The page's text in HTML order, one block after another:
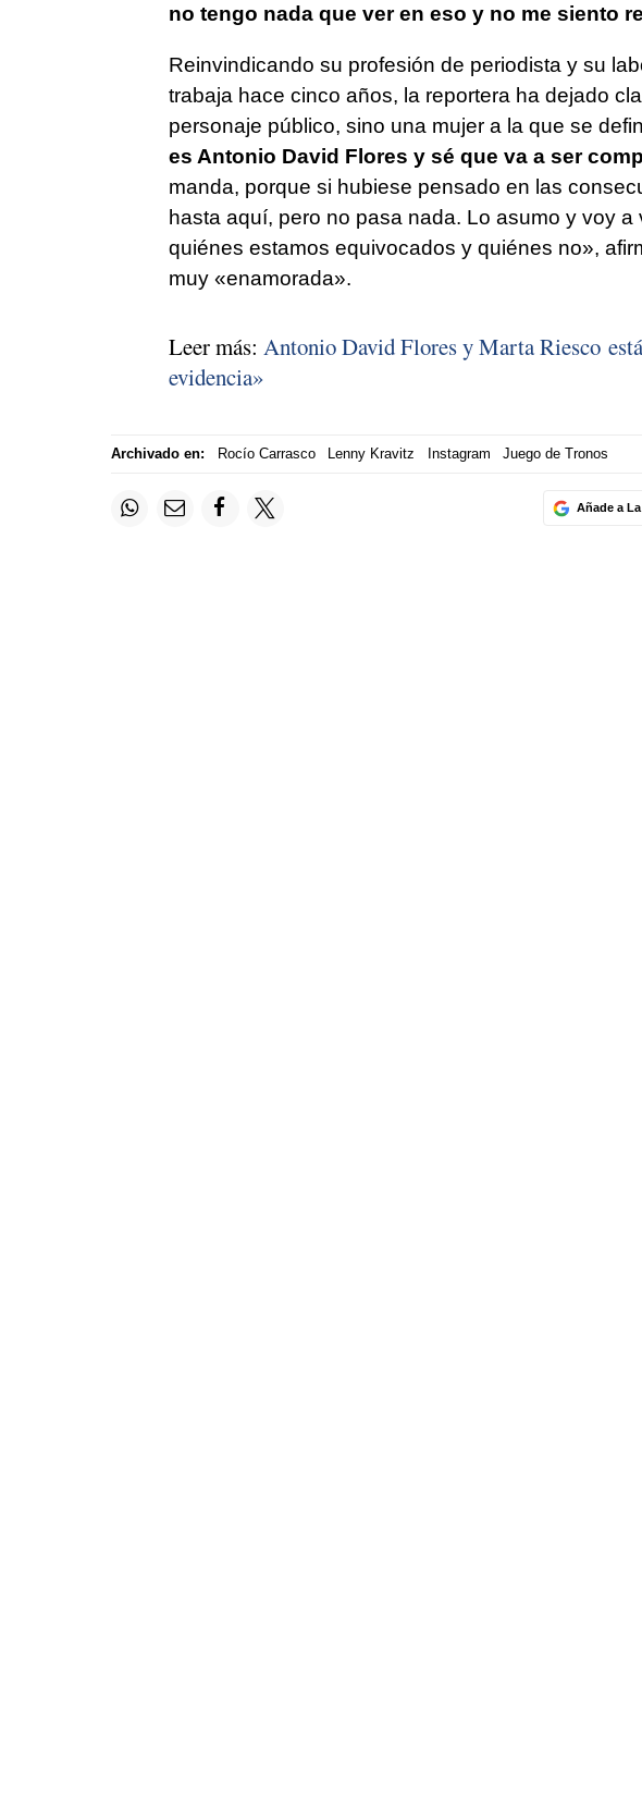
no tengo nada que ver en eso y no me siento
Reinvindicando su profesión de periodista y su
trabaja hace cinco años, la reportera ha dejado
personaje público, sino una mujer a la que se
es Antonio David Flores y sé que va a ser
manda, porque si hubiese pensado en las
hasta aquí, pero no pasa nada. Lo asumo y voy a
quiénes estamos equivocados y quiénes no»,
muy «enamorada».
Leer más: Antonio David Flores y Marta Riesco
evidencia»
Archivado en: Rocío Carrasco Lenny Kravitz Instagram Juego de Tronos
Añade a